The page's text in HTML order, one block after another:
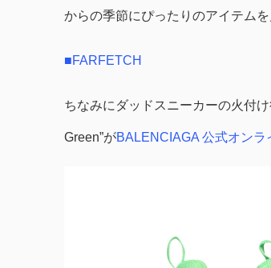
からの季節にぴったりのアイテムを
■FARFETCH
ちなみにダッドスニーカーの火付
Green”がBALENCIAGA 公式オンラ